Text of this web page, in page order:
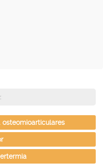
osteomioarticulares